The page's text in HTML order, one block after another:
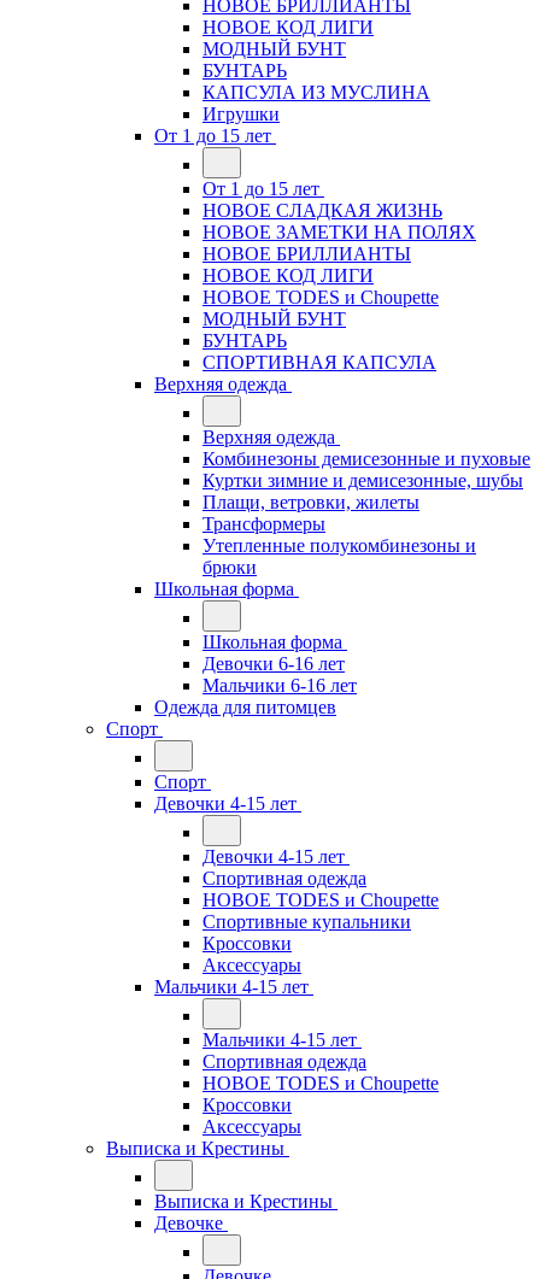
НОВОЕ БРИЛЛИАНТЫ
НОВОЕ КОД ЛИГИ
МОДНЫЙ БУНТ
БУНТАРЬ
КАПСУЛА ИЗ МУСЛИНА
Игрушки
От 1 до 15 лет
От 1 до 15 лет
НОВОЕ СЛАДКАЯ ЖИЗНЬ
НОВОЕ ЗАМЕТКИ НА ПОЛЯХ
НОВОЕ БРИЛЛИАНТЫ
НОВОЕ КОД ЛИГИ
НОВОЕ TODES и Choupette
МОДНЫЙ БУНТ
БУНТАРЬ
СПОРТИВНАЯ КАПСУЛА
Верхняя одежда
Верхняя одежда
Комбинезоны демисезонные и пуховые
Куртки зимние и демисезонные, шубы
Плащи, ветровки, жилеты
Трансформеры
Утепленные полукомбинезоны и
брюки
Школьная форма
Школьная форма
Девочки 6-16 лет
Мальчики 6-16 лет
Одежда для питомцев
Спорт
Спорт
Девочки 4-15 лет
Девочки 4-15 лет
Спортивная одежда
НОВОЕ TODES и Choupette
Спортивные купальники
Кроссовки
Аксессуары
Мальчики 4-15 лет
Мальчики 4-15 лет
Спортивная одежда
НОВОЕ TODES и Choupette
Кроссовки
Аксессуары
Выписка и Крестины
Выписка и Крестины
Девочке